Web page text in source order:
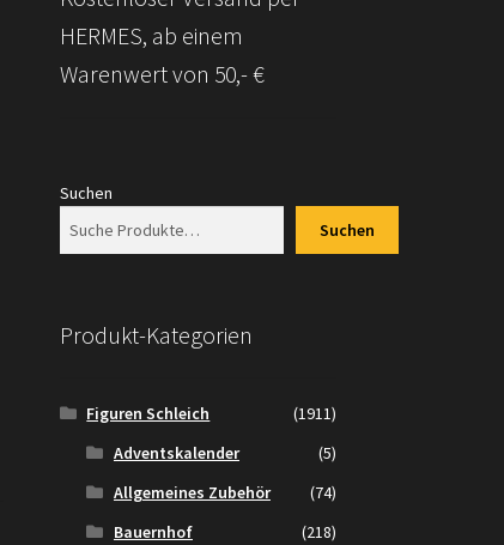
HERMES, ab einem
Warenwert von 50,- €
Suchen
Suchen
Produkt-Kategorien
Figuren Schleich
(1911)
Adventskalender
(5)
Allgemeines Zubehör
(74)
Bauernhof
(218)